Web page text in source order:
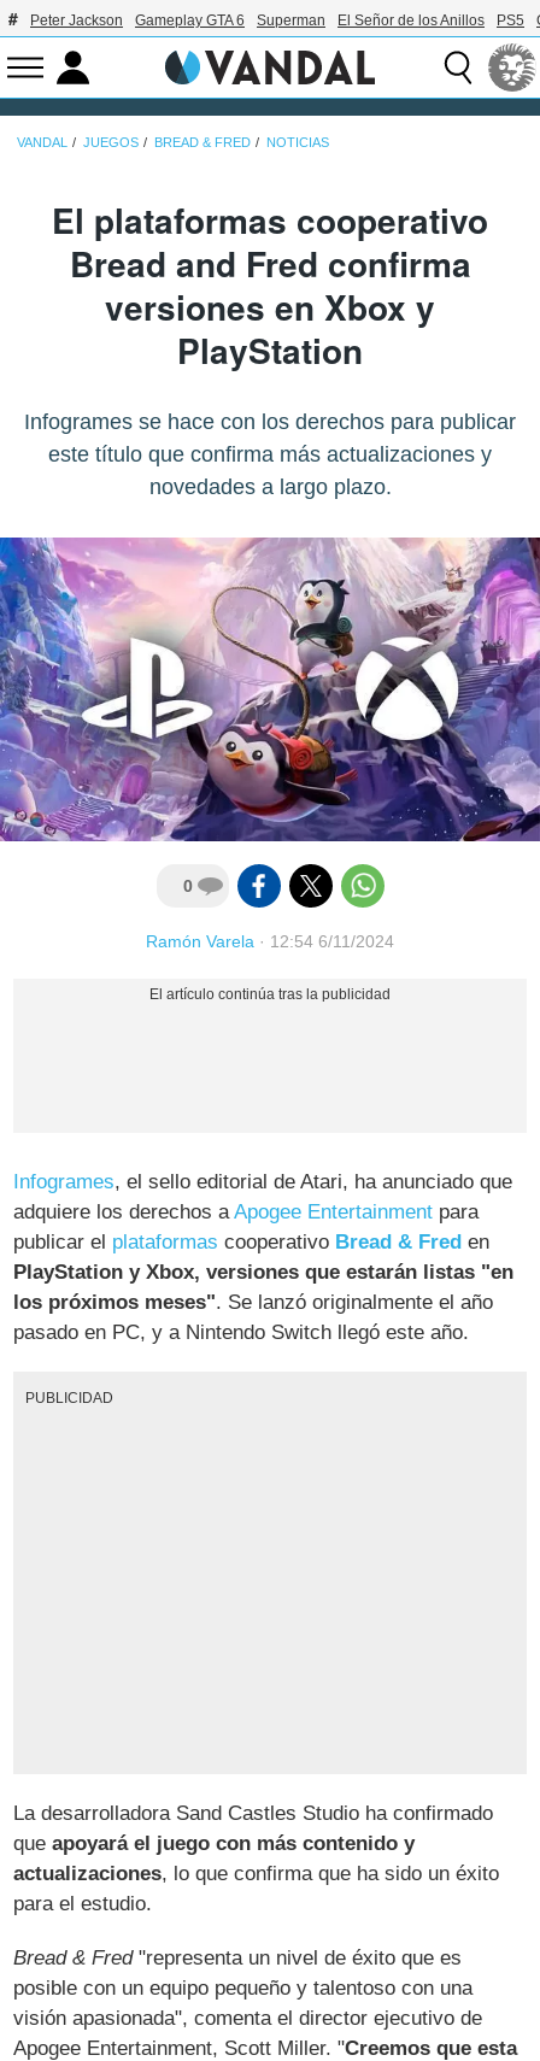
Peter Jackson Gameplay GTA 6 Superman El Señor de los Anillos PS5
VANDAL JUEGOS BREAD & FRED NOTICIAS
El plataformas cooperativo
Bread and Fred confirma
versiones en Xbox y
PlayStation
Infogrames se hace con los derechos para publicar
este título que confirma más actualizaciones y
novedades a largo plazo.
0
Ramón Varela · 12:54 6/11/2024
Infogrames, el sello editorial de Atari, ha anunciado que
adquiere los derechos aApogee Entertainment para
publicar el plataformas cooperativo Bread & Fred en
PlayStation y Xbox, versiones que estarán listas "en
los próximos meses". Se lanzó originalmente el año
pasado en PC, y a Nintendo Switch llegó este año.
PUBLICIDAD
La desarrolladora Sand Castles Studio ha confirmado
queapoyará el juego con más contenido y
actualizaciones, lo que confirma que ha sido un éxito
para el estudio.
Bread & Fred"representa un nivel de éxito que es
posible con un equipo pequeño y talentoso con una
visión apasionada", comenta el director ejecutivo de
Apogee Entertainment, Scott Miller. "Creemos que esta